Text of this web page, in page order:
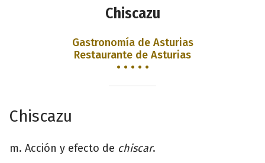
Chiscazu
Gastronomía de Asturias
Restaurante de Asturias
• • • • •
Chiscazu
m. Acción y efecto de chiscar.